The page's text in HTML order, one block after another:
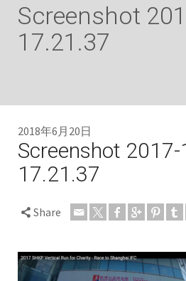
Screenshot
17.21.37
2018年6月20日
Screenshot 2017-
17.21.37
Share